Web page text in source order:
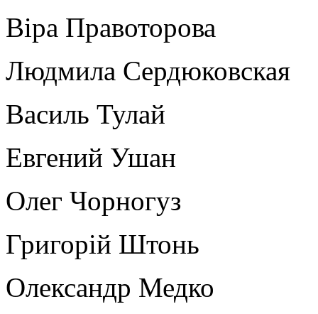
Віра Правоторова
Людмила Сердюковская
Василь Тулай
Евгений Ушан
Олег Чорногуз
Григорій Штонь
Олександр Медко